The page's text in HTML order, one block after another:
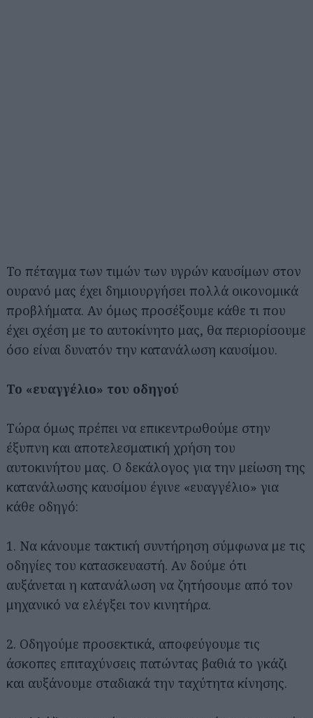
Το πέταγμα των τιμών των υγρών καυσίμων στον
ουρανό μας έχει δημιουργήσει πολλά οικονομικά
προβλήματα. Αν όμως προσέξουμε κάθε τι που
έχει σχέση με το αυτοκίνητο μας, θα περιορίσουμε
όσο είναι δυνατόν την κατανάλωση καυσίμου.
Το «ευαγγέλιο» του οδηγού
Τώρα όμως πρέπει να επικεντρωθούμε στην
έξυπνη και αποτελεσματική χρήση του
αυτοκινήτου μας. Ο δεκάλογος για την μείωση της
κατανάλωσης καυσίμου έγινε «ευαγγέλιο» για
κάθε οδηγό:
1. Να κάνουμε τακτική συντήρηση σύμφωνα με τις
οδηγίες του κατασκευαστή. Αν δούμε ότι
αυξάνεται η κατανάλωση να ζητήσουμε από τον
μηχανικό να ελέγξει τον κινητήρα.
2. Οδηγούμε προσεκτικά, αποφεύγουμε τις
άσκοπες επιταχύνσεις πατώντας βαθιά το γκάζι
και αυξάνουμε σταδιακά την ταχύτητα κίνησης.